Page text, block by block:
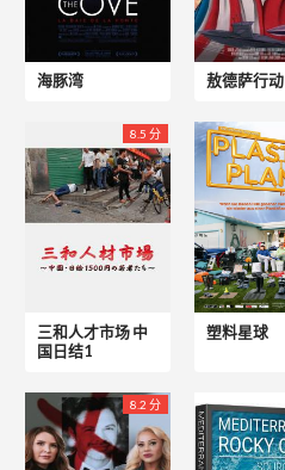
海豚湾 敖德萨行动
8.5 分
三和人才市场 中
国日结1
塑料星球
8.2 分